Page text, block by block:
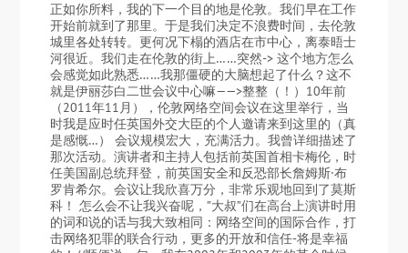
正如你所料，我的下一个目的地是伦敦。我们早在工作
开始前就到了那里。于是我们决定不浪费时间，去伦敦
城里各处转转。更何况下榻的酒店在市中心，离泰晤士
河很近。我们走在伦敦的街上……突然-> 这个地方怎么
会感觉如此熟悉……我那僵硬的大脑想起了什么？这不
就是伊丽莎白二世会议中心嘛——>整整（！）10年前
（2011年11月），伦敦网络空间会议在这里举行，当
时我是应时任英国外交大臣的个人邀请来到这里的（真
是感慨…） 会议规模宏大，充满活力。我曾详细描述了
那次活动。演讲者和主持人包括前英国首相卡梅伦，时
任美国副总统拜登，前英国安全和反恐部长詹姆斯·布
罗肯希尔。会议让我欣喜万分，非常乐观地回到了莫斯
科！ 怎么会不让我兴奋呢，”大叔”们在高台上演讲时用
的词和说的话与我大致相同：网络空间的国际合作，打
击网络犯罪的联合行动，更多的开放和信任-将是幸福